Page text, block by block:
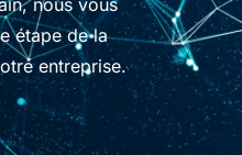
nous vous
étape de la
entreprise.